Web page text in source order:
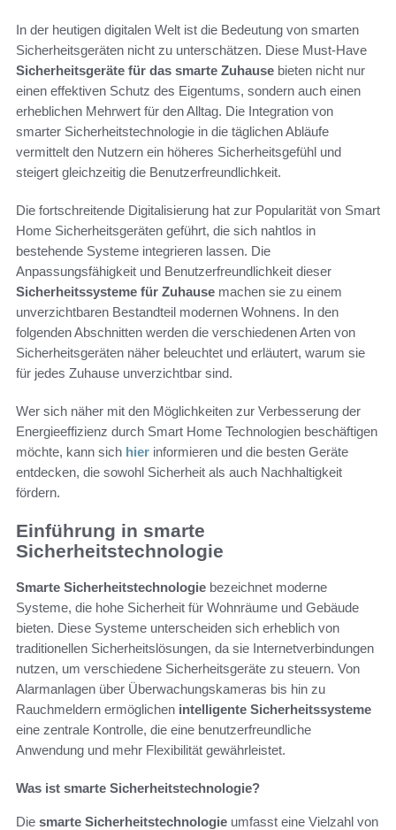
In der heutigen digitalen Welt ist die Bedeutung von smarten
Sicherheitsgeräten nicht zu unterschätzen. Diese Must-Have
Sicherheitsgeräte für das smarte Zuhause bieten nicht nur
einen effektiven Schutz des Eigentums, sondern auch einen
erheblichen Mehrwert für den Alltag. Die Integration von
smarter Sicherheitstechnologie in die täglichen Abläufe
vermittelt den Nutzern ein höheres Sicherheitsgefühl und
steigert gleichzeitig die Benutzerfreundlichkeit.
Die fortschreitende Digitalisierung hat zur Popularität von Smart
Home Sicherheitsgeräten geführt, die sich nahtlos in
bestehende Systeme integrieren lassen. Die
Anpassungsfähigkeit und Benutzerfreundlichkeit dieser
Sicherheitssysteme für Zuhause machen sie zu einem
unverzichtbaren Bestandteil modernen Wohnens. In den
folgenden Abschnitten werden die verschiedenen Arten von
Sicherheitsgeräten näher beleuchtet und erläutert, warum sie
für jedes Zuhause unverzichtbar sind.
Wer sich näher mit den Möglichkeiten zur Verbesserung der
Energieeffizienz durch Smart Home Technologien beschäftigen
möchte, kann sich hier informieren und die besten Geräte
entdecken, die sowohl Sicherheit als auch Nachhaltigkeit
fördern.
Einführung in smarte
Sicherheitstechnologie
Smarte Sicherheitstechnologie bezeichnet moderne
Systeme, die hohe Sicherheit für Wohnräume und Gebäude
bieten. Diese Systeme unterscheiden sich erheblich von
traditionellen Sicherheitslösungen, da sie Internetverbindungen
nutzen, um verschiedene Sicherheitsgeräte zu steuern. Von
Alarmanlagen über Überwachungskameras bis hin zu
Rauchmeldern ermöglichen intelligente Sicherheitssysteme
eine zentrale Kontrolle, die eine benutzerfreundliche
Anwendung und mehr Flexibilität gewährleistet.
Was ist smarte Sicherheitstechnologie?
Die smarte Sicherheitstechnologie umfasst eine Vielzahl von